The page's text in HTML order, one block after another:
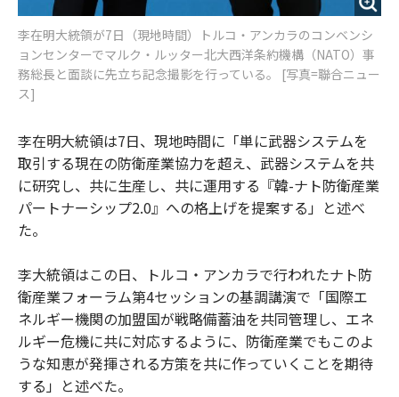
李在明大統領が7日（現地時間）トルコ・アンカラのコンベンシ
ョンセンターでマルク・ルッター北大西洋条約機構（NATO）事
務総長と面談に先立ち記念撮影を行っている。 [写真=聯合ニュー
ス]
李在明大統領は7日、現地時間に「単に武器システムを
取引する現在の防衛産業協力を超え、武器システムを共
に研究し、共に生産し、共に運用する『韓-ナト防衛産業
パートナーシップ2.0』への格上げを提案する」と述べ
た。
李大統領はこの日、トルコ・アンカラで行われたナト防
衛産業フォーラム第4セッションの基調講演で「国際エ
ネルギー機関の加盟国が戦略備蓄油を共同管理し、エネ
ルギー危機に共に対応するように、防衛産業でもこのよ
うな知恵が発揮される方策を共に作っていくことを期待
する」と述べた。